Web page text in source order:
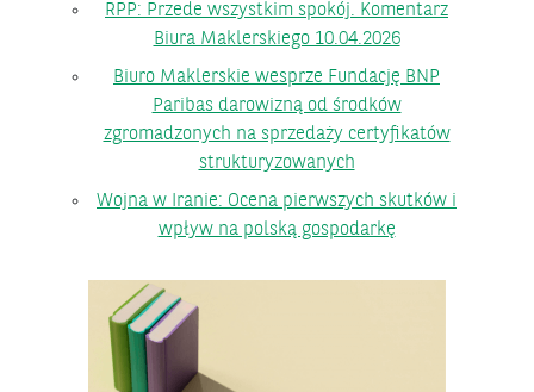
RPP: Przede wszystkim spokój. Komentarz
Biura Maklerskiego 10.04.2026
Biuro Maklerskie wesprze Fundację BNP
Paribas darowizną od środków
zgromadzonych na sprzedaży certyfikatów
strukturyzowanych
Wojna w Iranie: Ocena pierwszych skutków i
wpływ na polską gospodarkę